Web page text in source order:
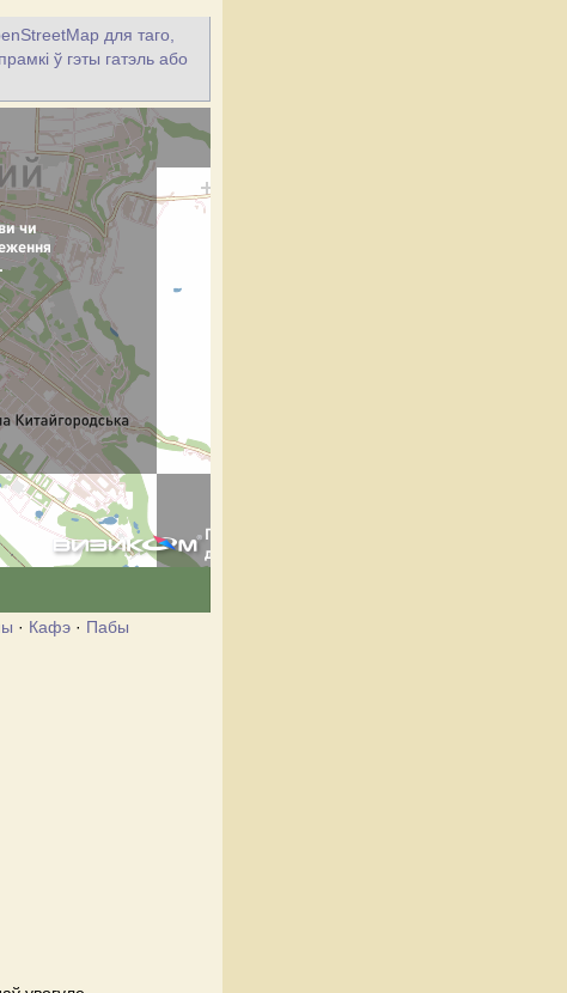
для таго,
ў гэты гатэль або
· Кафэ· Пабы